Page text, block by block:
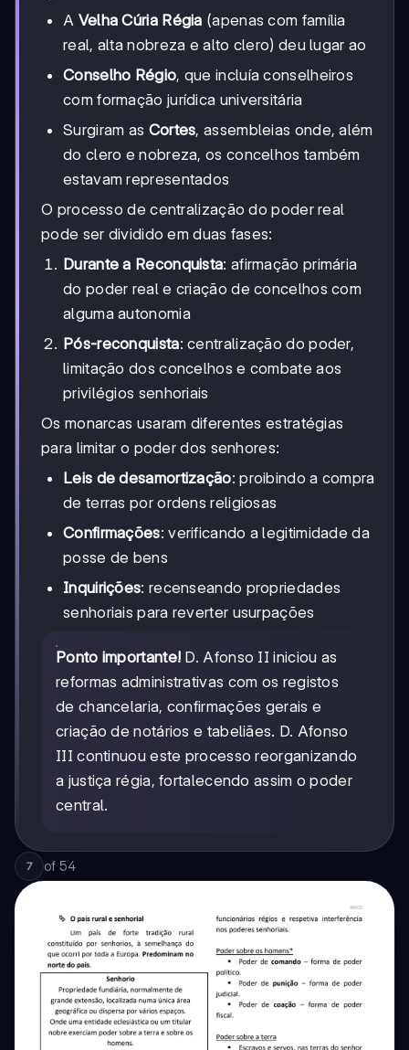
A Velha Cúria Régia (apenas com família
real, alta nobreza e alto clero) deu lugar ao
Conselho Régio, que incluía conselheiros
com formação jurídica universitária
Surgiram as Cortes, assembleias onde, além
do clero e nobreza, os concelhos também
estavam representados
O processo de centralização do poder real
pode ser dividido em duas fases:
Durante a Reconquista: afirmação primária
do poder real e criação de concelhos com
alguma autonomia
Pós-reconquista: centralização do poder,
limitação dos concelhos e combate aos
privilégios senhoriais
Os monarcas usaram diferentes estratégias
para limitar o poder dos senhores:
Leis de desamortização: proibindo a compra
de terras por ordens religiosas
Confirmações: verificando a legitimidade da
posse de bens
Inquirições: recenseando propriedades
senhoriais para reverter usurpações
Ponto importante! D. Afonso II iniciou as
reformas administrativas com os registos
de chancelaria, confirmações gerais e
criação de notários e tabeliães. D. Afonso
III continuou este processo reorganizando
a justiça régia, fortalecendo assim o poder
central.
7 of 54